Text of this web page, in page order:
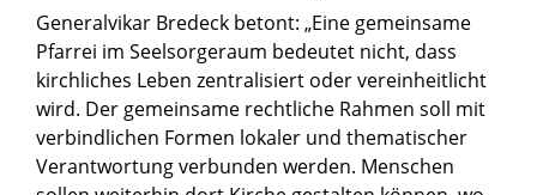
Generalvikar Bredeck betont: „Eine gemeinsame
Pfarrei im Seelsorgeraum bedeutet nicht, dass
kirchliches Leben zentralisiert oder vereinheitlicht
wird. Der gemeinsame rechtliche Rahmen soll mit
verbindlichen Formen lokaler und thematischer
Verantwortung verbunden werden. Menschen